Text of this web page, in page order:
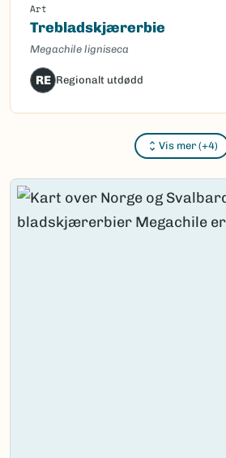
Art
Trebladskjærerbie
Megachile ligniseca
RE Regionalt utdødd
Vis mer (+4)